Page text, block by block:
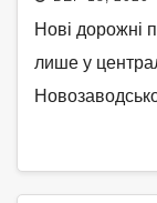
Нові дорожні
лише у